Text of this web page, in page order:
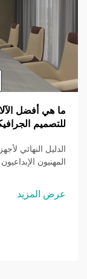
ما هي أفضل
للتصميم
الدليل النهائي
المهنيون
متعددة الوظائف
عرض المزيد